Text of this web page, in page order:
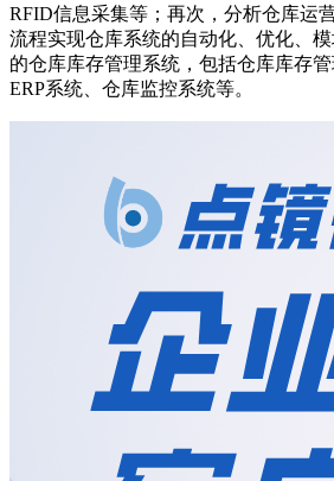
RFID信息采集等；再次，分析仓库运
流程实现仓库系统的自动化、优化、
的仓库库存管理系统，包括仓库库存
ERP系统、仓库监控系统等。